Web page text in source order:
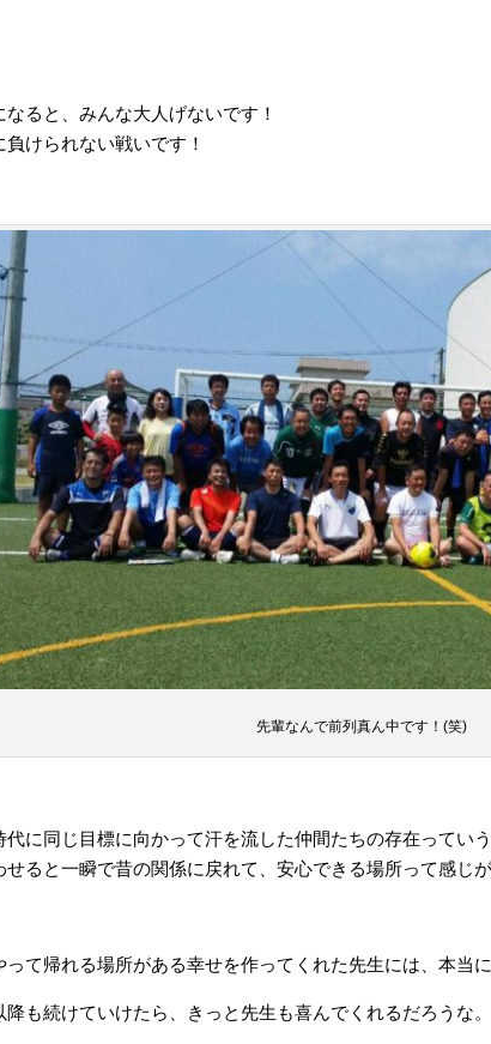
なると、みんな大人げないです！
負けられない戦いです！
先輩なんで前列真ん中です！(笑)
代に同じ目標に向かって汗を流した仲間たちの存在ってい
せると一瞬で昔の関係に戻れて、安心できる場所って感じが
って帰れる場所がある幸せを作ってくれた先生には、本当
降も続けていけたら、きっと先生も喜んでくれるだろうな。